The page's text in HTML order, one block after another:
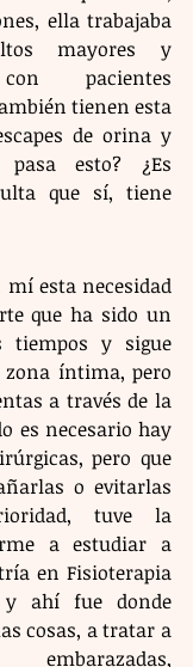
ella trabajaba
mayores y
pacientes
tienen esta
de orina y
esto? ¿Es
que sí, tiene
mí esta necesidad
que ha sido un
tiempos y sigue
íntima, pero
a través de la
es necesario hay
pero que
o evitarlas
tuve la
a estudiar a
en Fisioterapia
y ahí fue donde
cosas, a tratar a